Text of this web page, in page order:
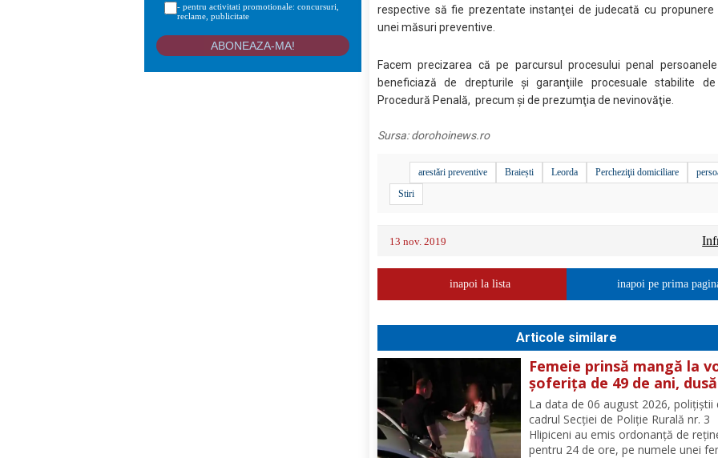
- pentru activitati promotionale: concursuri,
reclame, publicitate
respective să fie prezentate instanţei de judecată cu propunere
unei măsuri preventive.
Facem precizarea că pe parcursul procesului penal
beneficiază de drepturile şi garanţiile procesuale stabilite
Procedură Penală, precum şi de prezumţia de nevinovăţie.
Sursa:dorohoinews.ro
arestări preventive Braiești Leorda Percheziţii domiciliare
Stiri
13 nov. 2019
inapoi la lista inapoi pe prima
Articole similare
Femeie prinsă mangă la
șoferița de 49 de ani, dusă
direct în arest
La data de 06 august 2026, polițiștii
cadrul Secției de Poliție Rurală nr. 3
Hlipiceni au emis ordonanță de
pentru 24 de ore, pe numele unei